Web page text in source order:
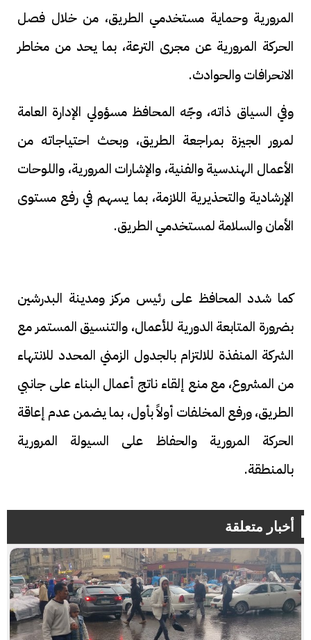
المرورية وحماية مستخدمي الطريق، من خلال فصل
الحركة المرورية عن مجرى الترعة، بما يحد من مخاطر
الانحرافات والحوادث.
وفي السياق ذاته، وجّه المحافظ مسؤولي الإدارة العامة
لمرور الجيزة بمراجعة الطريق، وبحث احتياجاته من
الأعمال الهندسية والفنية، والإشارات المرورية، واللوحات
الإرشادية والتحذيرية اللازمة، بما يسهم في رفع مستوى
الأمان والسلامة لمستخدمي الطريق.
كما شدد المحافظ على رئيس مركز ومدينة البدرشين
بضرورة المتابعة الدورية للأعمال، والتنسيق المستمر مع
الشركة المنفذة للالتزام بالجدول الزمني المحدد للانتهاء
من المشروع، مع منع إلقاء ناتج أعمال البناء على جانبي
الطريق، ورفع المخلفات أولاً بأول، بما يضمن عدم إعاقة
الحركة المرورية والحفاظ على السيولة المرورية
بالمنطقة.
أخبار متعلقة